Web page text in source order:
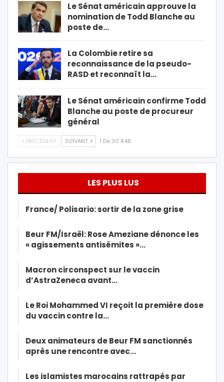
Le Sénat américain approuve la
nomination de Todd Blanche au
poste de…
La Colombie retire sa
reconnaissance de la pseudo-
RASD et reconnaît la…
Le Sénat américain confirme Todd
Blanche au poste de procureur
général
PRÉCÉDENT SUIVANT 1 De 30 848
LES PLUS LUS
France/ Polisario: sortir de la zone grise
Beur FM/Israël: Rose Ameziane dénonce les
« agissements antisémites »…
Macron circonspect sur le vaccin
d’AstraZeneca avant…
Le Roi Mohammed VI reçoit la première dose
du vaccin contre la…
Deux animateurs de Beur FM sanctionnés
après une rencontre avec…
Les islamistes marocains rattrapés par